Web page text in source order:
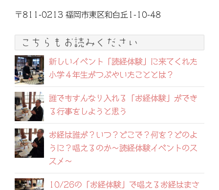
〒811-0213 福岡市東区和白丘1-10-48
こちらもお読みください
新しいイベント「読経体験」に来てくれた
小学４年生がつぶやいたこととは？
誰でもすんなり入れる「お経体験」ができ
る行事をしようと思う
お経は誰が？いつ？どこで？何を？どのよ
うに？唱えるのか～読経体験イベントのス
スメ～
10/26の「お経体験」で唱えるお経はまさ